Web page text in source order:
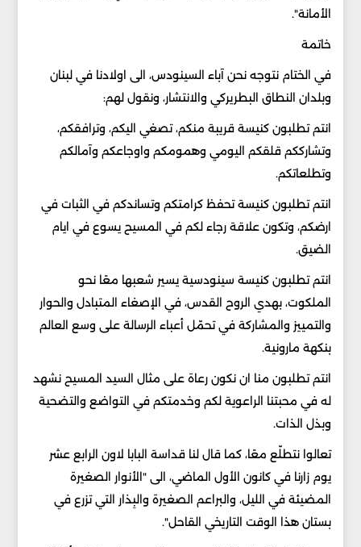
الأمانة".
خاتمة
في الختام نتوجه نحن آباء السينودس، الى اولادنا في لبنان
وبلدان النطاق البطريركي والانتشار، ونقول لهم:
انتم تطلبون كنيسة قريبة منكم، تصغي اليكم، وترافقكم،
وتشارككم قلقكم اليومي وهمومكم واوجاعكم وآمالكم
وتطلعاتكم.
انتم تطلبون كنيسة تحفظ كرامتكم وتساندكم في الثبات في
ارضكم، وتكون علاقة رجاء لكم في المسيح يسوع في ايام
الضيق.
انتم تطلبون كنيسة سينودسية يسير شعبها معًا نحو
الملكوت، بهدي الروح القدس، في الإصغاء المتبادل والحوار
والتمييز والمشاركة في تحمّل أعباء الرسالة على وسع العالم
بنكهة مارونية.
انتم تطلبون منا ان نكون رعاة على مثال السيد المسيح نشهد
له في محبتنا الراعوية لكم وخدمتكم في التواضع والتضحية
وبذل الذات.
تعالوا نتطلّع معًا، كما قال لنا قداسة البابا لاون الرابع عشر
يوم زارنا في كانون الأول الماضي، الى "الأنوار الصغيرة
المضيئة في الليل، والبراعم الصغيرة والبِذار التي تزرع في
بستان هذا الوقت التاريخي القاحل".